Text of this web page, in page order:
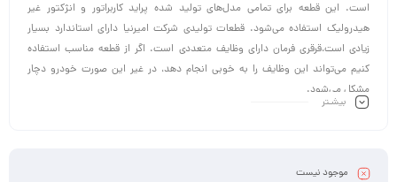
است. این قطعه برای تمامی مدل‌های تولید شده پراید کاربراتور و انژکتور غیر
هیدرولیک استفاده می‌شود. قطعات تولیدی شرکت امیرنیا دارای استاندارد بسیار
زیادی است،قرقری فرمان دارای وظایف متعددی است. اگر از قطعه مناسب استفاده
کنیم می‌تواند این وظایف را به خوبی انجام دهد، در غیر این صورت خودرو دچار
مشکل می‌شود.
بیشـتر
موجود نیست